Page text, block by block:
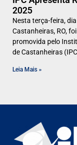
2025
Nesta terça-feira,
Castanheiras, RO,
promovida pelo
de Castanheiras
Leia Mais »